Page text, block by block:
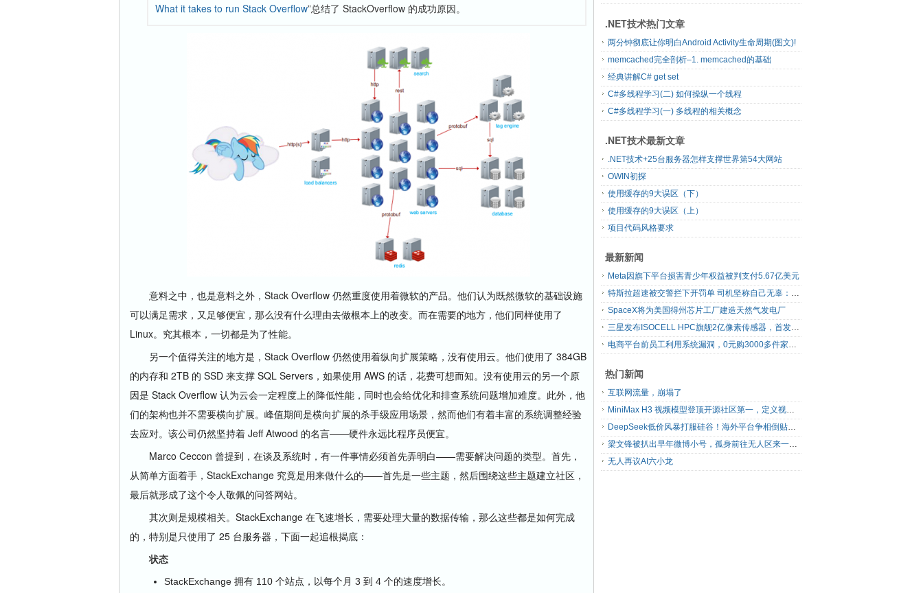
What it takes to run Stack Overflow”总结了 StackOverflow 的成功原因。
意料之中，也是意料之外，Stack Overflow 仍然重度使用着微软的产品。他们认为既然微软的基础设施
可以满足需求，又足够便宜，那么没有什么理由去做根本上的改变。而在需要的地方，他们同样使用了
Linux。究其根本，一切都是为了性能。
另一个值得关注的地方是，Stack Overflow 仍然使用着纵向扩展策略，没有使用云。他们使用了 384GB
的内存和 2TB 的 SSD 来支撑 SQL Servers，如果使用 AWS 的话，花费可想而知。没有使用云的另一个原
因是 Stack Overflow 认为云会一定程度上的降低性能，同时也会给优化和排查系统问题增加难度。此外，他
们的架构也并不需要横向扩展。峰值期间是横向扩展的杀手级应用场景，然而他们有着丰富的系统调整经验
去应对。该公司仍然坚持着 Jeff Atwood 的名言——硬件永远比程序员便宜。
Marco Ceccon 曾提到，在谈及系统时，有一件事情必须首先弄明白——需要解决问题的类型。首先，
从简单方面着手，StackExchange 究竟是用来做什么的——首先是一些主题，然后围绕这些主题建立社区，
最后就形成了这个令人敬佩的问答网站。
其次则是规模相关。StackExchange 在飞速增长，需要处理大量的数据传输，那么这些都是如何完成
的，特别是只使用了 25 台服务器，下面一起追根揭底：
状态
StackExchange 拥有 110 个站点，以每个月 3 到 4 个的速度增长。
.NET技术热门文章
两分钟彻底让你明白Android Activity生命周期(图文)!
memcached完全剖析–1. memcached的基础
经典讲解C# get set
C#多线程学习(二) 如何操纵一个线程
C#多线程学习(一) 多线程的相关概念
.NET技术最新文章
.NET技术+25台服务器怎样支撑世界第54大网站
OWIN初探
使用缓存的9大误区（下）
使用缓存的9大误区（上）
项目代码风格要求
最新新闻
Meta因旗下平台损害青少年权益被判支付5.67亿美元
特斯拉超速被交警拦下开罚单 司机坚称自己无辜：是FSD自动驾驶开的车
SpaceX将为美国得州芯片工厂建造天然气发电厂
三星发布ISOCELL HPC旗舰2亿像素传感器，首发16-bit RAW输出
电商平台前员工利用系统漏洞，0元购3000多件家电！
热门新闻
互联网流量，崩塌了
MiniMax H3 视频模型登顶开源社区第一，定义视频模型领域“斩杀线”
DeepSeek低价风暴打服硅谷！海外平台争相倒贴V4 Flash
梁文锋被扒出早年微博小号，孤身前往无人区来一场相当 deep 的 seek 旅行
无人再议AI六小龙